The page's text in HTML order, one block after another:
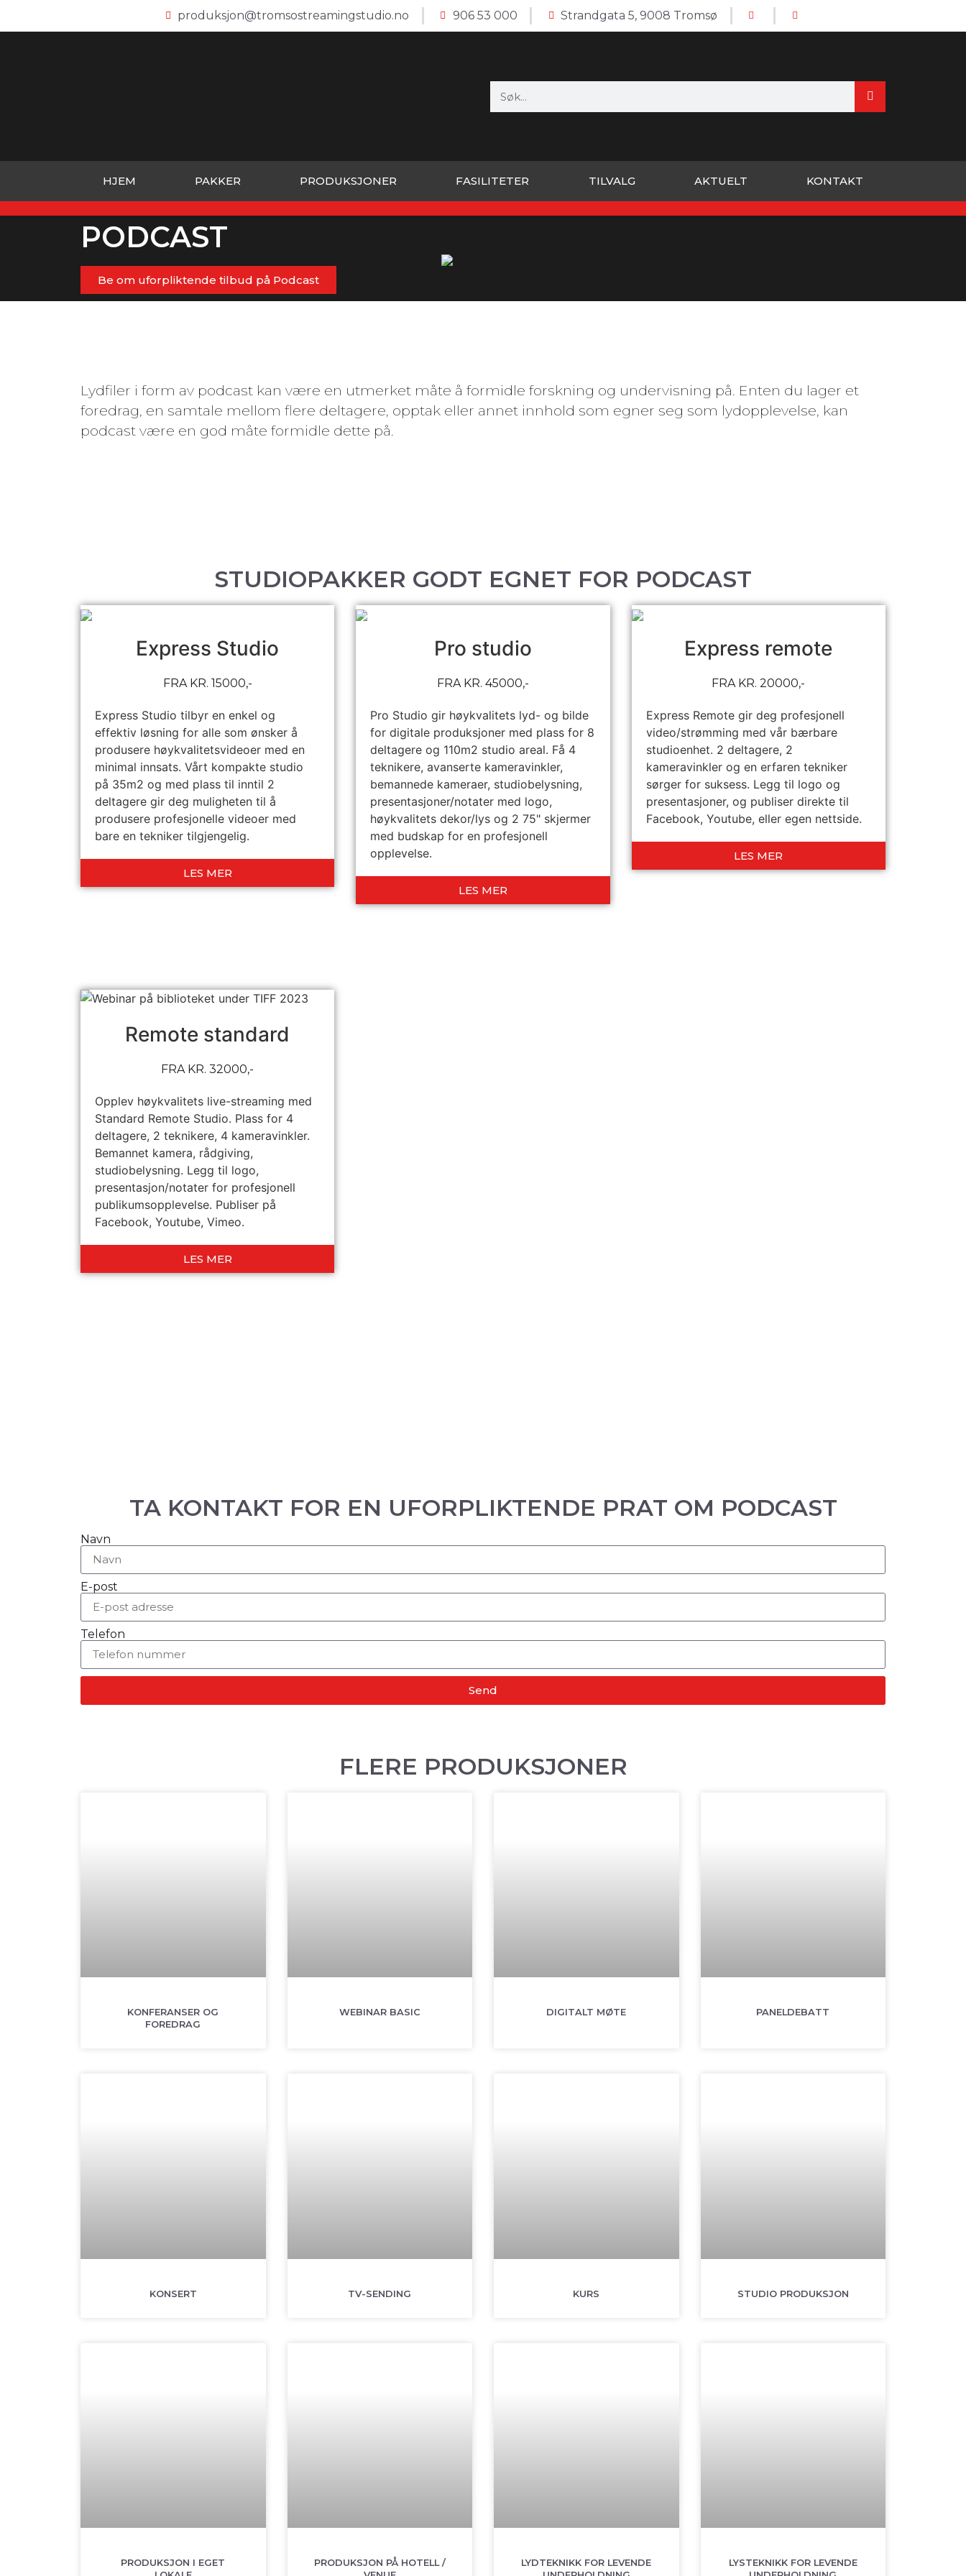
produksjon@tromsostreamingstudio.no 906 53 000 Strandgata 5, 9008 Tromsø
HJEM PAKKER PRODUKSJONER FASILITETER TILVALG AKTUELT KONTAKT
PODCAST
Be om uforpliktende tilbud på Podcast
Lydfiler i form av podcast kan være en utmerket måte å formidle forskning og undervisning på. Enten du lager et
foredrag, en samtale mellom flere deltagere, opptak eller annet innhold som egner seg som lydopplevelse, kan
podcast være en god måte formidle dette på.
STUDIOPAKKER GODT EGNET FOR PODCAST
Express Studio
FRA KR. 15000,-
Express Studio tilbyr en enkel og
effektiv løsning for alle som ønsker å
produsere høykvalitetsvideoer med en
minimal innsats. Vårt kompakte studio
på 35m2 og med plass til inntil 2
deltagere gir deg muligheten til å
produsere profesjonelle videoer med
bare en tekniker tilgjengelig.
LES MER
Pro studio
FRA KR. 45000,-
Pro Studio gir høykvalitets lyd- og bilde
for digitale produksjoner med plass for 8
deltagere og 110m2 studio areal. Få 4
teknikere, avanserte kameravinkler,
bemannede kameraer, studiobelysning,
presentasjoner/notater med logo,
høykvalitets dekor/lys og 2 75" skjermer
med budskap for en profesjonell
opplevelse.
LES MER
Express remote
FRA KR. 20000,-
Express Remote gir deg profesjonell
video/strømming med vår bærbare
studioenhet. 2 deltagere, 2
kameravinkler og en erfaren tekniker
sørger for suksess. Legg til logo og
presentasjoner, og publiser direkte til
Facebook, Youtube, eller egen nettside.
LES MER
Remote standard
FRA KR. 32000,-
Opplev høykvalitets live-streaming med
Standard Remote Studio. Plass for 4
deltagere, 2 teknikere, 4 kameravinkler.
Bemannet kamera, rådgiving,
studiobelysning. Legg til logo,
presentasjon/notater for profesjonell
publikumsopplevelse. Publiser på
Facebook, Youtube, Vimeo.
LES MER
TA KONTAKT FOR EN UFORPLIKTENDE PRAT OM PODCAST
Navn
E-post
Telefon
Send
FLERE PRODUKSJONER
KONFERANSER OG
FOREDRAG
WEBINAR BASIC DIGITALT MØTE PANELDEBATT
KONSERT TV-SENDING KURS STUDIO PRODUKSJON
PRODUKSJON I EGET
PRODUKSJON PÅ HOTELL /
LYDTEKNIKK FOR LEVENDE
LYSTEKNIKK FOR LEVENDE